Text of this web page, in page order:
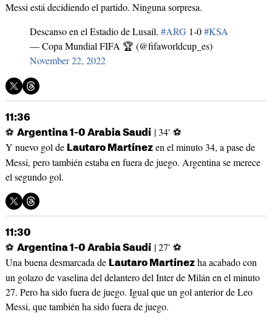
Messi está decidiendo el partido. Ninguna sorpresa.
Descanso en el Estadio de Lusail. #ARG1-0#KSA
— Copa Mundial FIFA 🏆 (@fifaworldcup_es)
November 22, 2022
11:36
⚽ Argentina 1-0 Arabia Saudí| 34' ⚽
Y nuevo gol de Lautaro Martínezen el minuto 34, a pase de
Messi, pero también estaba en fuera de juego. Argentina se merece
el segundo gol.
11:30
⚽ Argentina 1-0 Arabia Saudí| 27' ⚽
Una buena desmarcada de Lautaro Martínezha acabado con
un golazo de vaselina del delantero del Inter de Milán en el minuto
27. Pero ha sido fuera de juego. Igual que un gol anterior de Leo
Messi, que también ha sido fuera de juego.